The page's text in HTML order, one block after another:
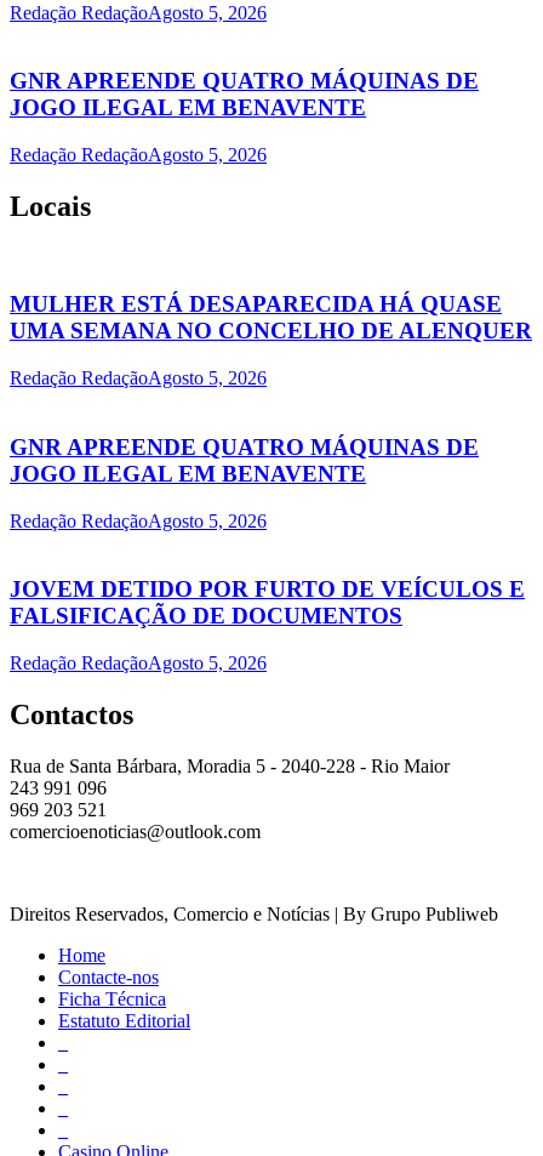
Redação RedaçãoAgosto 5, 2026
GNR APREENDE QUATRO MÁQUINAS DE
JOGO ILEGAL EM BENAVENTE
Redação RedaçãoAgosto 5, 2026
Locais
MULHER ESTÁ DESAPARECIDA HÁ QUASE
UMA SEMANA NO CONCELHO DE ALENQUER
Redação RedaçãoAgosto 5, 2026
GNR APREENDE QUATRO MÁQUINAS DE
JOGO ILEGAL EM BENAVENTE
Redação RedaçãoAgosto 5, 2026
JOVEM DETIDO POR FURTO DE VEÍCULOS E
FALSIFICAÇÃO DE DOCUMENTOS
Redação RedaçãoAgosto 5, 2026
Contactos
Rua de Santa Bárbara, Moradia 5 - 2040-228 - Rio Maior
243 991 096
969 203 521
comercioenoticias@outlook.com
Direitos Reservados, Comercio e Notícias | By Grupo Publiweb
Home
Contacte-nos
Ficha Técnica
Estatuto Editorial
Casino Online